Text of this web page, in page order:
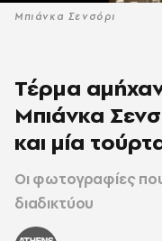
Μπιάνκα Σενσόρι
Τέρμα
Μπιάνκα
και μία
Οι φωτογραφίες
διαδικτύου